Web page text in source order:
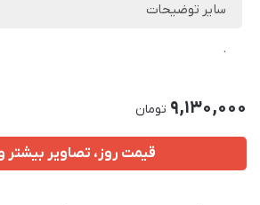
سایر توضیحات
.
9,130,000 تومان
قیمت روز، تصاویر بیشتر